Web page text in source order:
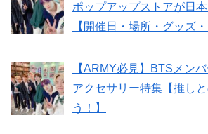
ポップアップストアが日
【開催日・場所・グッズ
【ARMY必見】BTSメン
アクセサリー特集【推し
う！】